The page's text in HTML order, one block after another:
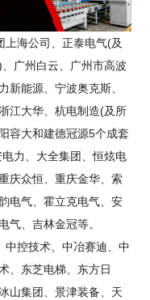
上海公司、正泰电气(及
广州白云、广州市高波
新能源、宁波奥克斯、
江大华、杭电制造(及所
容大和建德冠源5个成套
力、大全集团、恒炫电
庆众恒、重庆金华、索
电气、霍立克电气、安
气、吉林金冠等。
中控技术、中冶赛迪、中
、东芝电梯、东方日
山集团、景津装备、天